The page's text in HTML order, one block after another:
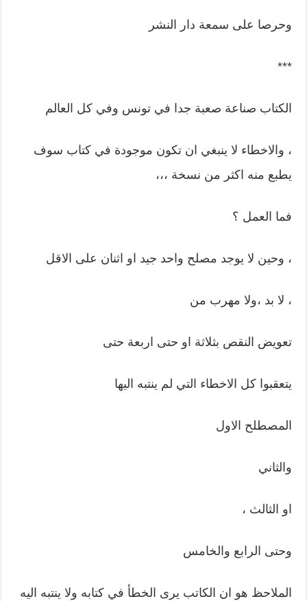
وحرصا على سمعة دار النشر
***
الكتاب صناعة صعبة جدا في تونس وفي كل العالم
، والاخطاء لا ينبغي ان تكون موجودة في كتاب سوف
يطبع منه اكثر من نسخة ،،،
فما العمل ؟
، وحين لا يوجد مصلح واحد جيد او اثنان على الاقل
، لا بد ،ولا مهرب من
تعويض النقص بثلاثة او حتى اربعة حتى
يتعقبوا كل الاخطاء التي لم ينتبه اليها
المصطلح الاول
والثاني
او الثالث ،
وحتى الرابع والخامس
الملاحظ هو ان الكاتب يرى الخطأ في كتابه ولا ينتبه اليه